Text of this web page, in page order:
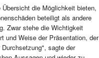
die Möglichkeit bieten,
beteiligt als andere
Zwar stehe die Wichtigkeit
und Weise der Präsentation, der
sagte der